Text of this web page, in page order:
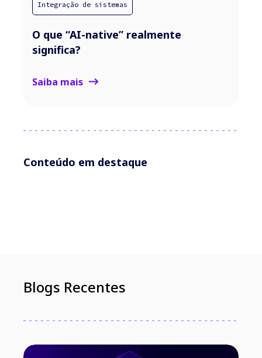
Integração de sistemas
O que “AI-native” realmente
significa?
Saiba mais
Conteúdo em destaque
Blogs Recentes